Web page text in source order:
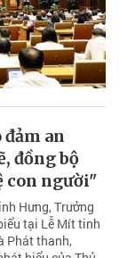
an
đồng bộ
con người"
Hưng, Trưởng
tại Lễ Mít tinh
Phát thanh,